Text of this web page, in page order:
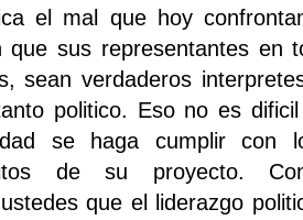
el mal que hoy
que sus representantes en
sean verdaderos
politico. Eso no es
se haga cumplir con
de su proyecto.
que el liderazgo